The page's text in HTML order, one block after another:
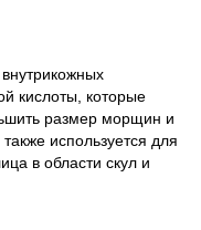
кислоты, которые
размер морщин и
используется для
в области скул и